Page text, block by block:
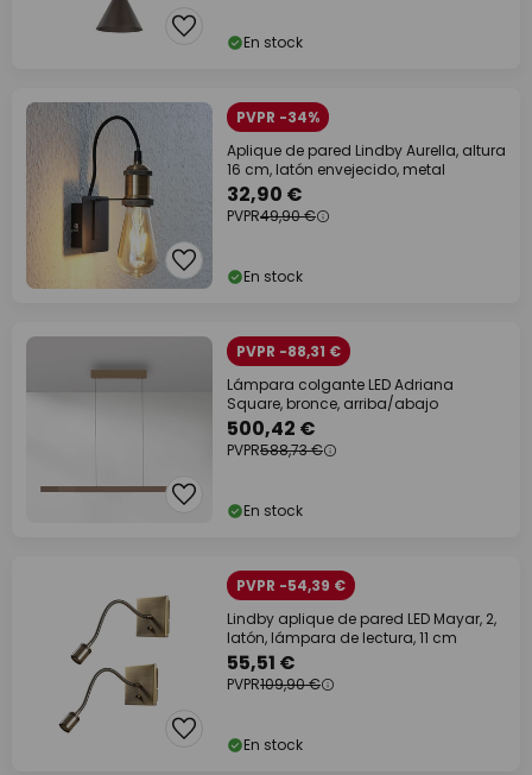
En stock
PVPR -34%
Aplique de pared Lindby Aurella, altura
16 cm, latón envejecido, metal
32,90 €
PVPR49,90 €
En stock
PVPR -88,31 €
Lámpara colgante LED Adriana
Square, bronce, arriba/abajo
500,42 €
PVPR588,73 €
En stock
PVPR -54,39 €
Lindby aplique de pared LED Mayar, 2,
latón, lámpara de lectura, 11 cm
55,51 €
PVPR109,90 €
En stock